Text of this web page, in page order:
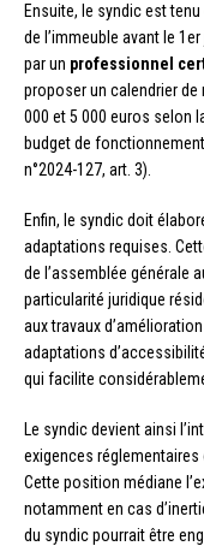
Ensuite, le syndic est
de l’immeuble avant le
par un professionnel
proposer un calendrier
000 et 5 000 euros selon
budget de
n°2024-127, art. 3).
Enfin, le syndic doit
adaptations requises.
de l’assemblée générale
particularité juridique
aux travaux
adaptations
qui facilite
Le syndic devient ainsi
exigences
Cette position médiane
notamment en cas
du syndic pourrait être